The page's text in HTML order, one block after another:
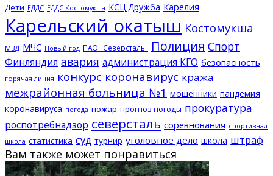
Дети ЕДДС ЕДДС Костомукша КСЦ Дружба Карелия
Карельский окатыш Костомукша
МВД МЧС Новый год ПАО "Северсталь" Полиция Спорт
Финляндия авария администрация КГО безопасность
горячая линия конкурс коронавирус кража
межрайонная больница №1 мошенники пандемия
коронавируса погода пожар прогноз погоды прокуратура
роспотребнадзор северсталь соревнования спортивная
школа статистика суд турнир уголовное дело школа штраф
Вам также может понравиться